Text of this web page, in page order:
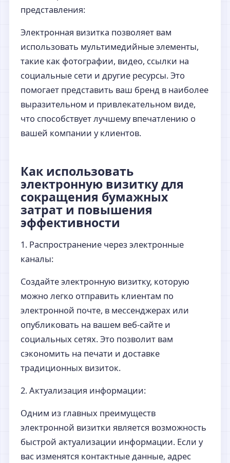
представления:
Электронная визитка позволяет вам
использовать мультимедийные элементы,
такие как фотографии, видео, ссылки на
социальные сети и другие ресурсы. Это
помогает представить ваш бренд в наиболее
выразительном и привлекательном виде,
что способствует лучшему впечатлению о
вашей компании у клиентов.
Как использовать
электронную визитку для
сокращения бумажных
затрат и повышения
эффективности
1. Распространение через электронные
каналы:
Создайте электронную визитку, которую
можно легко отправить клиентам по
электронной почте, в мессенджерах или
опубликовать на вашем веб-сайте и
социальных сетях. Это позволит вам
сэкономить на печати и доставке
традиционных визиток.
2. Актуализация информации:
Одним из главных преимуществ
электронной визитки является возможность
быстрой актуализации информации. Если у
вас изменятся контактные данные, адрес